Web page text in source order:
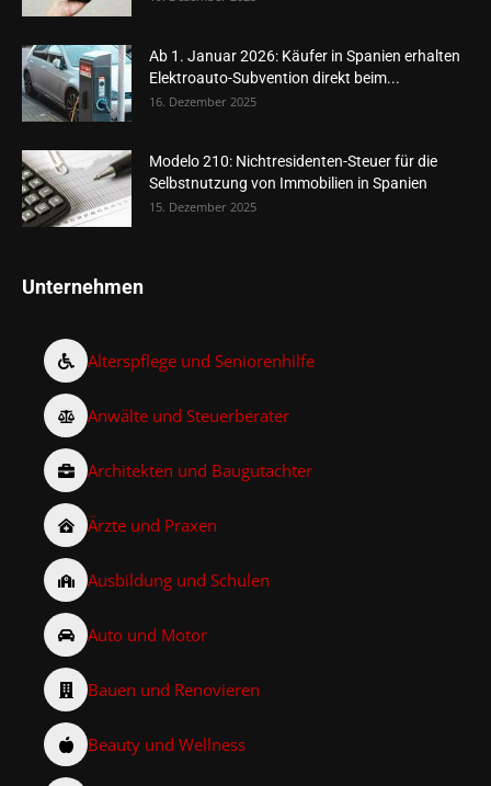
Ab 1. Januar 2026: Käufer in Spanien erhalten
Elektroauto-Subvention direkt beim...
16. Dezember 2025
Modelo 210: Nichtresidenten-Steuer für die
Selbstnutzung von Immobilien in Spanien
15. Dezember 2025
Unternehmen
Alterspflege und Seniorenhilfe
Anwälte und Steuerberater
Architekten und Baugutachter
Ärzte und Praxen
Ausbildung und Schulen
Auto und Motor
Bauen und Renovieren
Beauty und Wellness